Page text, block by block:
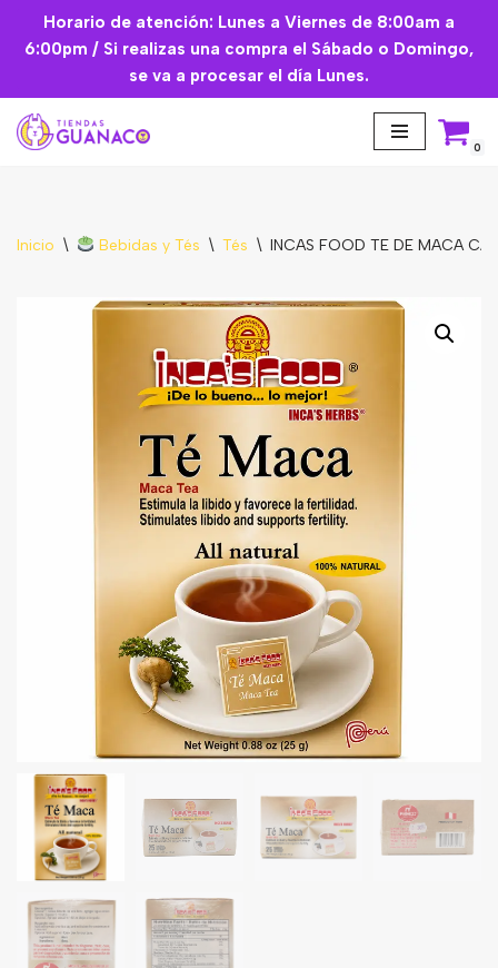
Saltar
contenido
Horario de atención: Lunes a Viernes de 8:00am a
6:00pm / Si realizas una compra el Sábado o Domingo,
se va a procesar el día Lunes.
0
Cremas Faciales
Mascarilla facial
Suplementos
Congelaldos
Condimentos
Galletas
Golosinas
Inicio \ Bebidas y Tés \ Tés \ INCAS FOOD TE DE MACA